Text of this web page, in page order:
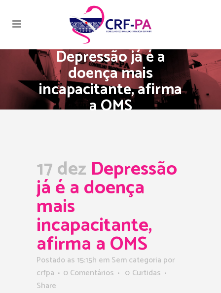
Depressão já é a
doença mais
incapacitante, afirma
a OMS
17 dez Depressão
já é a doença
mais
incapacitante,
afirma a OMS
Postado as 15:15h em Sem categoria por
crfpa
0 Comentários 0 Curtidas
Share